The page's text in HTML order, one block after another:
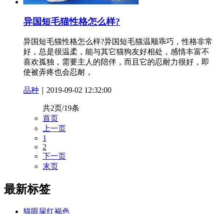
异国短毛猫性格怎么样?
异国短毛猫性格怎么样?异国短毛猫温顺乖巧，性格非常
好，总是很温柔，能与其它猫狗友好相处，感情丰富不
喜欢孤独，需要主人的陪伴，而且它的忍耐力很好，即
使被弄疼也会忍耐，
品种 ｜2019-09-02 12:32:00
共2页/19条
首页
上一页
1
2
下一页
末页
最新标签
猫眼屎红褐色